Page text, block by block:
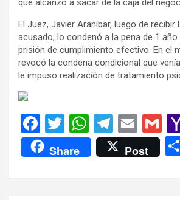
que alcanzó a sacar de la caja del
El Juez, Javier Araníbar, luego de
acusado, lo condenó a la pena de 1
prisión de cumplimiento efectivo. En el
revocó la condena condicional que
le impuso realización de tratamiento
F
a
ce
b
T
wi
tt
er
W
h
at
s
T
el
e
gr
E
m
ail
G
m
ail
Share Post